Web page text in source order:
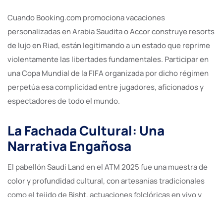
Cuando Booking.com promociona vacaciones
personalizadas en Arabia Saudita o Accor construye resorts
de lujo en Riad, están legitimando a un estado que reprime
violentamente las libertades fundamentales. Participar en
una Copa Mundial de la FIFA organizada por dicho régimen
perpetúa esa complicidad entre jugadores, aficionados y
espectadores de todo el mundo.
La Fachada Cultural: Una
Narrativa Engañosa
El pabellón Saudi Land en el ATM 2025 fue una muestra de
color y profundidad cultural, con artesanías tradicionales
como el tejido de Bisht, actuaciones folclóricas en vivo y